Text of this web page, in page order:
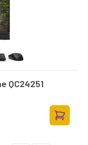
QC24251